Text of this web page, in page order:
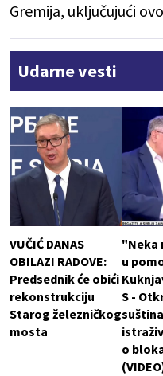
Gremija, uključujući
Udarne vesti
VUČIĆ DANAS
OBILAZI RADOVE:
Predsednik će obići
rekonstrukciju
Starog železničkog
mosta
"Neka
u
S -
o